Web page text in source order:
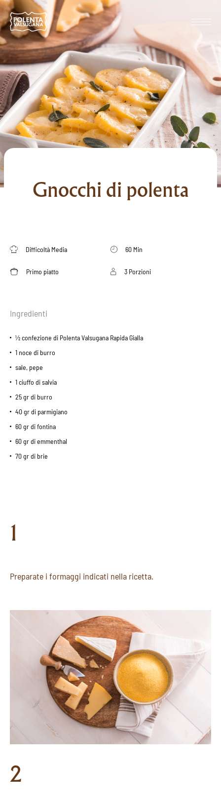
Gnocchi di polenta
Difficoltà Media 60 Min
Primo piatto 3 Porzioni
Ingredienti
½ confezione di Polenta Valsugana Rapida Gialla
1 noce di burro
sale, pepe
1 ciuffo di salvia
25 gr di burro
40 gr di parmigiano
60 gr di fontina
60 gr di emmenthal
70 gr di brie
1
Preparate i formaggi indicati nella ricetta.
2